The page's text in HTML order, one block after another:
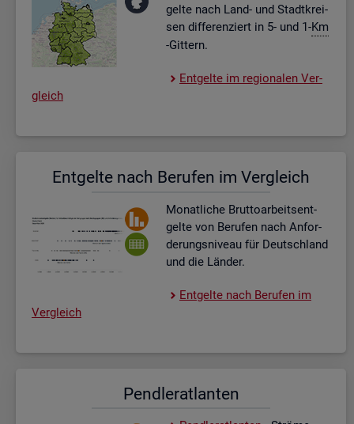
gel­te nach Land- und Stadt­krei­
sen dif­fe­ren­ziert in 5- und 1-Km
-Git­tern.
Ent­gel­te im re­gio­na­len Ver­
gleich
Ent­gel­te nach Be­ru­fen im Ver­gleich
Mo­nat­li­che Brut­to­ar­beits­ent­
gel­te von Be­ru­fen nach An­for­
de­rungs­ni­veau für Deutsch­land
und die Län­der.
Ent­gel­te nach Be­ru­fen im
Ver­gleich
Pend­ler­at­lan­ten